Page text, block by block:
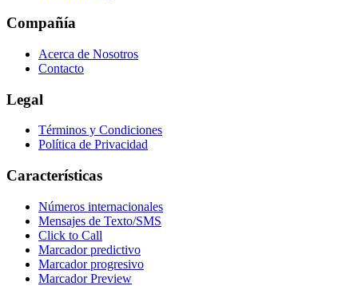
Compañía
Acerca de Nosotros
Contacto
Legal
Términos y Condiciones
Política de Privacidad
Características
Números internacionales
Mensajes de Texto/SMS
Click to Call
Marcador predictivo
Marcador progresivo
Marcador Preview